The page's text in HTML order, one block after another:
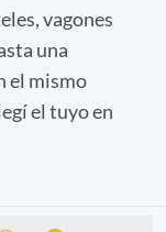
vagones
una
el mismo
el tuyo en